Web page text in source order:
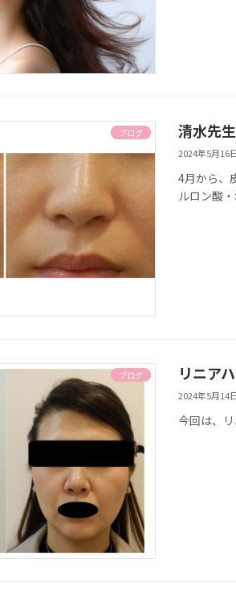
ブログ 清水先
2024年5月16
4月から、
ルロン酸
ブログ リニア
2024年5月14
今回は、